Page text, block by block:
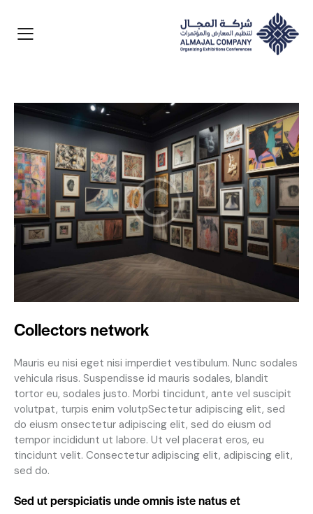
Collectors network
Mauris eu nisi eget nisi imperdiet vestibulum. Nunc sodales
vehicula risus. Suspendisse id mauris sodales, blandit
tortor eu, sodales justo. Morbi tincidunt, ante vel suscipit
volutpat, turpis enim volutpSectetur adipiscing elit, sed
do eiusm onsectetur adipiscing elit, sed do eiusm od
tempor incididunt ut labore. Ut vel placerat eros, eu
tincidunt velit. Consectetur adipiscing elit, adipiscing elit,
sed do.
Sed ut perspiciatis unde omnis iste natus et